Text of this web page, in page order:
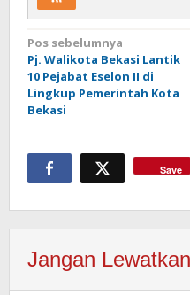
Navigasi
pos
Pos sebelumnya
Pj. Walikota Bekasi Lantik
10 Pejabat Eselon II di
Lingkup Pemerintah Kota
Bekasi
Save
Jangan Lewatkan